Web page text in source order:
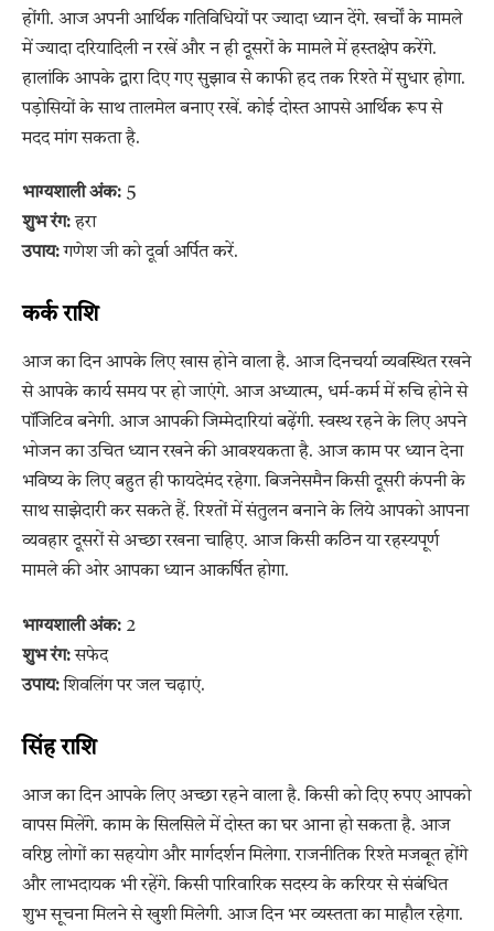
होंगी. आज अपनी आर्थिक गतिविधियों पर ज्यादा ध्यान देंगे. खर्चों के मामले
में ज्यादा दरियादिली न रखें और न ही दूसरों के मामले में हस्तक्षेप करेंगे.
हालांकि आपके द्वारा दिए गए सुझाव से काफी हद तक रिश्ते में सुधार होगा.
पड़ोसियों के साथ तालमेल बनाए रखें. कोई दोस्त आपसे आर्थिक रूप से
मदद मांग सकता है.
भाग्यशाली अंक: 5
शुभ रंग:हरा
उपाय:गणेश जी को दूर्वा अर्पित करें.
कर्क राशि
आज का दिन आपके लिए खास होने वाला है. आज दिनचर्या व्यवस्थित रखने
से आपके कार्य समय पर हो जाएंगे. आज अध्यात्म, धर्म-कर्म में रुचि होने से
पॉजिटिव बनेगी. आज आपकी जिम्मेदारियां बढ़ेंगी. स्वस्थ रहने के लिए अपने
भोजन का उचित ध्यान रखने की आवश्यकता है. आज काम पर ध्यान देना
भविष्य के लिए बहुत ही फायदेमंद रहेगा. बिजनेसमैन किसी दूसरी कंपनी के
साथ साझेदारी कर सकते हैं. रिश्तों में संतुलन बनाने के लिये आपको आपना
व्यवहार दूसरों से अच्छा रखना चाहिए. आज किसी कठिन या रहस्यपूर्ण
मामले की ओर आपका ध्यान आकर्षित होगा.
भाग्यशाली अंक: 2
शुभ रंग:सफेद
उपाय:शिवलिंग पर जल चढ़ाएं.
सिंह राशि
आज का दिन आपके लिए अच्छा रहने वाला है. किसी को दिए रुपए आपको
वापस मिलेंगे. काम के सिलसिले में दोस्त का घर आना हो सकता है. आज
वरिष्ठ लोगों का सहयोग और मार्गदर्शन मिलेगा. राजनीतिक रिश्ते मजबूत होंगे
और लाभदायक भी रहेंगे. किसी पारिवारिक सदस्य के करियर से संबंधित
शुभ सूचना मिलने से खुशी मिलेगी. आज दिन भर व्यस्तता का माहौल रहेगा.